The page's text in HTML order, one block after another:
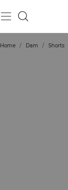
Home / Dam / Shorts